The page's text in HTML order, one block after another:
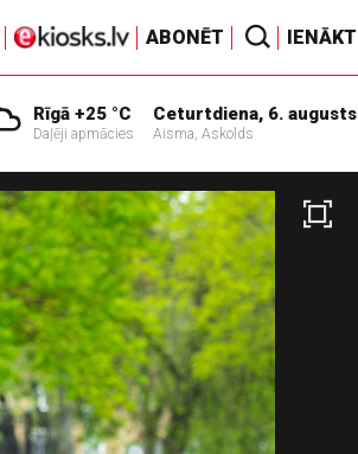
ABONĒT IENĀKT
Rīgā +25 °C
Daļēji apmācies
Ceturtdiena, 6. augusts
Aisma, Askolds